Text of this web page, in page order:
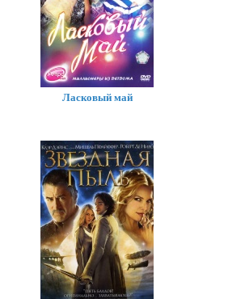
Ласковый май